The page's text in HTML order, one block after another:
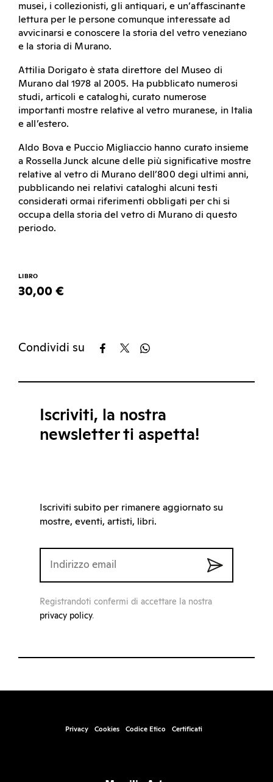
musei, i collezionisti, gli antiquari, e un’affascinante
lettura per le persone comunque interessate ad
avvicinarsi e conoscere la storia del vetro veneziano
e la storia di Murano.
Attilia Dorigato è stata direttore del Museo di
Murano dal 1978 al 2005. Ha pubblicato numerosi
studi, articoli e cataloghi, curato numerose
importanti mostre relative al vetro muranese, in Italia
e all’estero.
Aldo Bova e Puccio Migliaccio hanno curato insieme
a Rossella Junck alcune delle più significative mostre
relative al vetro di Murano dell’800 degi ultimi anni,
pubblicando nei relativi cataloghi alcuni testi
considerati ormai riferimenti obbligati per chi si
occupa della storia del vetro di Murano di questo
periodo.
LIBRO
30,00 €
Condividi su
Iscriviti, la nostra
newsletter ti aspetta!
Iscriviti subito per rimanere aggiornato su
mostre, eventi, artisti, libri.
Registrandoti confermi di accettare la nostra
privacy policy.
Privacy Cookies Codice Etico Certificati